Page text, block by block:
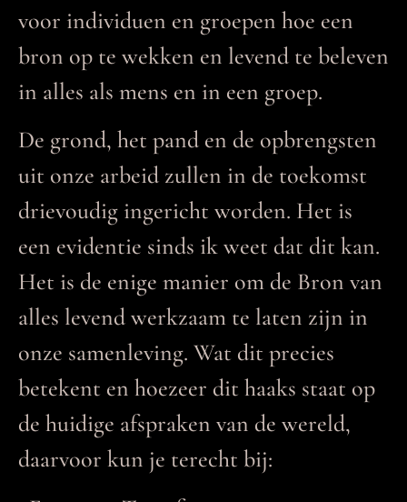
voor individuen en groepen hoe een
bron op te wekken en levend te beleven
in alles als mens en in een groep.
De grond, het pand en de opbrengsten
uit onze arbeid zullen in de toekomst
drievoudig ingericht worden. Het is
een evidentie sinds ik weet dat dit kan.
Het is de enige manier om de Bron van
alles levend werkzaam te laten zijn in
onze samenleving. Wat dit precies
betekent en hoezeer dit haaks staat op
de huidige afspraken van de wereld,
daarvoor kun je terecht bij: